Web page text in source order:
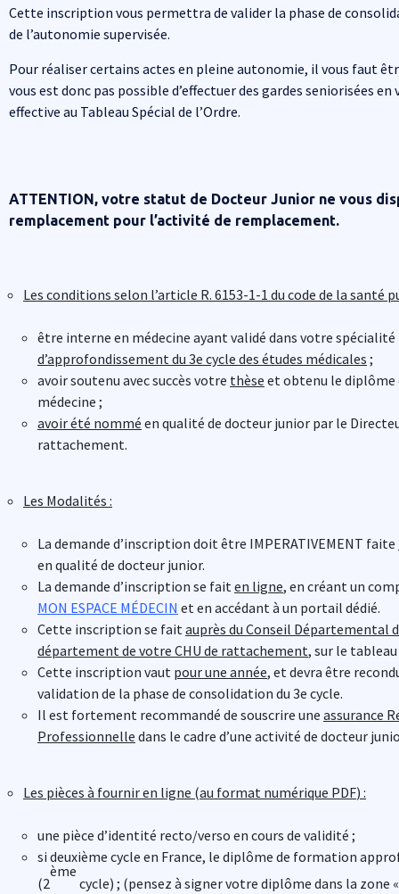
Cette inscription vous permettra de valider la phase de
de l’autonomie supervisée.
Pour réaliser certains actes en pleine autonomie, il vous faut
vous est donc pas possible d’effectuer des gardes seniorisées
effective au Tableau Spécial de l’Ordre.
ATTENTION, votre statut de Docteur Junior ne vous
remplacement pour l’activité de remplacement.
Les conditions selon l’article R. 6153-1-1 du code de la santé
être interne en médecine ayant validé dans votre
d’approfondissement du 3e cycle des études médicales ;
avoir soutenu avec succès votre thèse et obtenu le diplôme
médecine ;
avoir été nommé en qualité de docteur junior par le
rattachement.
Les Modalités :
La demande d’inscription doit être IMPERATIVEMENT faite
en qualité de docteur junior.
La demande d’inscription se faiten ligne, en créant un
MON ESPACE MÉDECIN et en accédant à un portail dédié.
Cette inscription se faitauprès du Conseil Départemental
département de votre CHU de rattachement, sur le
Cette inscription vaut pour une année, et devra être
validation de la phase de consolidation du 3e cycle.
Il est fortement recommandé de souscrire une assurance
Professionnelle dans le cadre d’une activité de docteur
Les pièces à fournir en ligne (au format numérique PDF) :
une pièce d’identité recto/verso en cours de validité ;
si deuxième cycle en France, le diplôme de formation
(2
ème
cycle) ; (pensez à signer votre diplôme dans la zone